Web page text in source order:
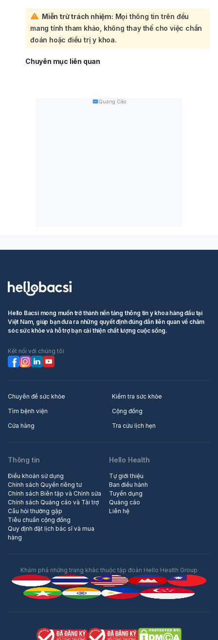
Miễn trừ trách nhiệm: Mọi thông tin trên đều
mang tính tham khảo, không thay thế cho việc chẩn
đoán hoặc điều trị y khoa.
Chuyên mục liên quan
Quảng Cáo
Hello Bacsi mong muốn trở thành nền tảng thông tin y khoa hàng đầu tại
Việt Nam, giúp bạn đưa ra những quyết định đúng đắn liên quan về chăm
sóc sức khỏe và hỗ trợ bạn cải thiện chất lượng cuộc sống.
Kết nối với chúng tôi
Chuyên đề sức khỏe
Kiểm tra sức khỏe
Tìm bệnh viện
Cộng đồng
Cửa hàng
Tra cứu lịch hẹn
Thông tin
Điều khoản sử dụng
Chính sách Quyền riêng tư
Chính sách Biên tập và Chỉnh sửa
Chính sách Quảng cáo và Tài trợ
Câu hỏi thường gặp
Tiêu chuẩn cộng đồng
Quy định đặt lịch bác sĩ và mua
hàng
Hello Health
Tự giới thiệu
Ban điều hành
Tuyển dụng
Quảng cáo
Liên hệ
Khám phá những trang khác thuộc tập đoàn Hello Health Group